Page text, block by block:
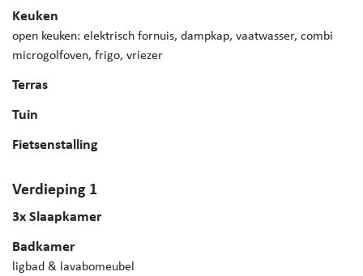
Keuken
open keuken: elektrisch fornuis, dampkap, vaatwasser, combi
microgolfoven, frigo, vriezer
Terras
Tuin
Fietsenstalling
Verdieping 1
3x Slaapkamer
Badkamer
ligbad & lavabomeubel